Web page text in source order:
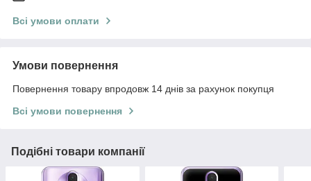
Всі умови оплати
Умови повернення
Повернення товару впродовж 14 днів за рахунок покупця
Всі умови повернення
Подібні товари компанії